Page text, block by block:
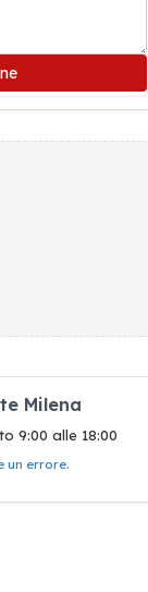
Milena
9:00 alle 18:00
un errore.